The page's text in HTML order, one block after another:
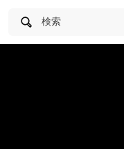
検索